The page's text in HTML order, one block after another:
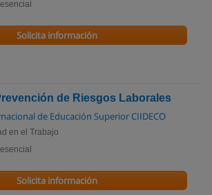
Solicita información
de Riesgos Laborales
de Educación Superior CIIDECO
en el Trabajo
Solicita información